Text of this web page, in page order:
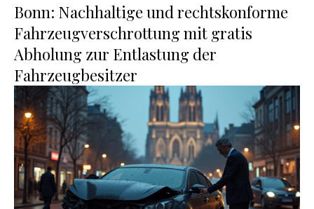
Bonn: Nachhaltige und rechtskonforme
Fahrzeugverschrottung mit gratis
Abholung zur Entlastung der
Fahrzeugbesitzer